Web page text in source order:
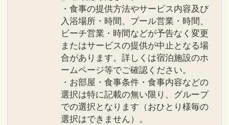
・食事の提供方法やサービス内容及び
入浴場所・時間、プール営業・時間、
ビーチ営業・時間などが予告なく変更
またはサービスの提供が中止となる場
合があります。詳しくは宿泊施設のホ
ームページ等でご確認ください。
・お部屋・食事条件・食事内容などの
選択は特に記載の無い限り、グループ
での選択となります（おひとり様毎の
選択はできません）。